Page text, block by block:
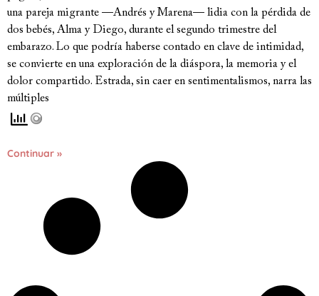
una pareja migrante —Andrés y Marena— lidia con la pérdida de
dos bebés, Alma y Diego, durante el segundo trimestre del
embarazo. Lo que podría haberse contado en clave de intimidad,
se convierte en una exploración de la diáspora, la memoria y el
dolor compartido. Estrada, sin caer en sentimentalismos, narra las
múltiples
Continuar »